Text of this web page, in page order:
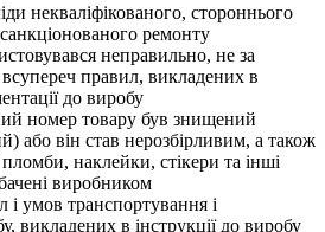
некваліфікованого, стороннього
ремонту
неправильно, не за
правил, викладених в
до виробу
номер товару був знищений
або він став нерозбірливим, а також
пломби, наклейки, стікери та інші
виробником
умов транспортування і
викладених в інструкції до виробу